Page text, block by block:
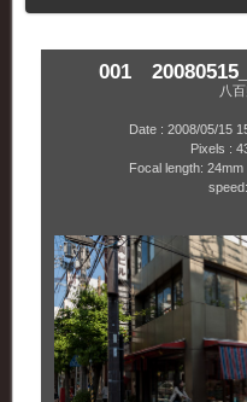
001
八
Date : 2008/05/15
Pixels :
Focal length: 24mm